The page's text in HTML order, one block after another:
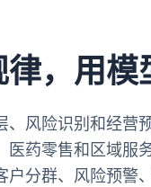
，用
、风险识别和经营
医药零售和区域服
分群、风险预警